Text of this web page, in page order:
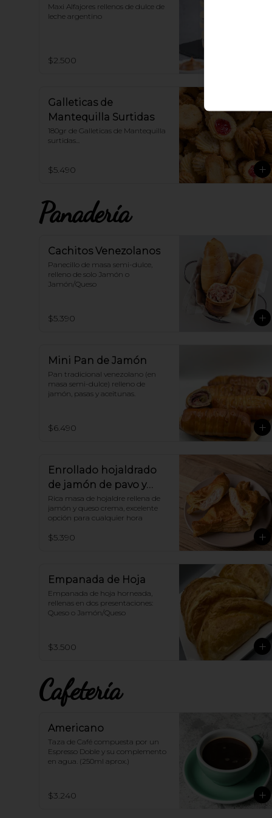
Maxi Alfajores rellenos de dulce de
leche argentino
$2.500
Galleticas de
Mantequilla Surtidas
180gr de Galleticas de Mantequilla
surtidas...
$5.490
Panadería
Cachitos Venezolanos
Panecillo de masa semi-dulce,
relleno de solo Jamón o
Jamón/Queso
$5.390
Mini Pan de Jamón
Pan tradicional venezolano (en
masa semi-dulce) relleno de
jamón, pasas y aceitunas.
$6.490
Enrollado hojaldrado
de jamón de pavo y
queso crema
Rica masa de hojaldre rellena de
jamón y queso crema, excelente
opción para cualquier hora
$5.390
Empanada de Hoja
Empanada de hoja horneada,
rellenas en dos presentaciones:
Queso o Jamón/Queso
$3.500
Cafetería
Americano
Taza de Café compuesta por un
Espresso Doble y su complemento
en agua. (250ml aprox.)
$3.240